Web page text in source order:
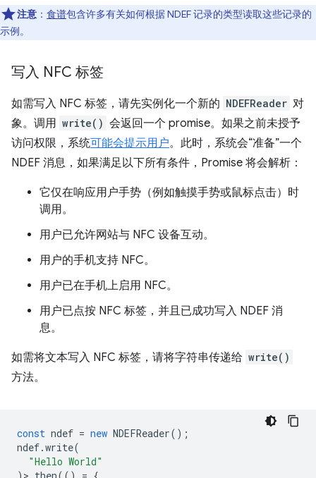
注意 ： 食谱包含许多有关如何根据 NDEF 记录的类型读取这些记录的
示例。
写入 NFC 标签
如需写入 NFC 标签，请先实例化一个新的 NDEFReader 对
象。调用 write() 会返回一个 promise。如果之前未授予
访问权限，系统可能会提示用户。此时，系统会“准备”一个
NDEF 消息，如果满足以下所有条件，Promise 将会解析：
它仅在响应用户手势（例如触摸手势或鼠标点击）时
调用。
用户已允许网站与 NFC 设备互动。
用户的手机支持 NFC。
用户已在手机上启用 NFC。
用户已点按 NFC 标签，并且已成功写入 NDEF 消
息。
如需将文本写入 NFC 标签，请将字符串传递给 write()
方法。
const ndef = new NDEFReader();
ndef.write(
"Hello World"